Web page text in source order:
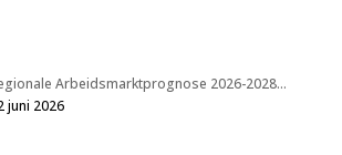
Arbeidsmarktprognose 2026-2028…
juni 2026